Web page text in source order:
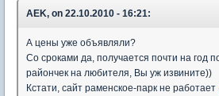
AEK, on 22.10.2010 - 16:21:
А цены уже объявляли?
Со сроками да, получается почти на год
райончек на любителя, Вы уж извините))
Кстати, сайт раменское-парк не работает